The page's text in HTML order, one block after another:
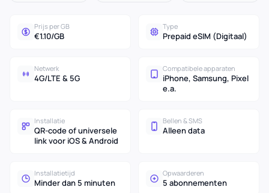
Prijs per GB
€1.10/GB
Type
Prepaid eSIM (Digitaal)
Netwerk
4G/LTE & 5G
Compatibele apparaten
iPhone, Samsung, Pixel
e.a.
Installatie
QR-code of universele
link voor iOS & Android
Bellen & SMS
Alleen data
Installatietijd
Minder dan 5 minuten
Opwaarderen
5 abonnementen